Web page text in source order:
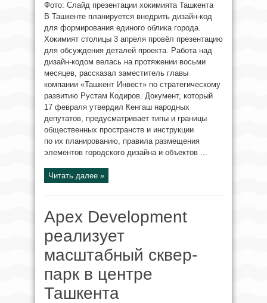
Фото: Слайд презентации хокимията Ташкента
В Ташкенте планируется внедрить дизайн-код
для формирования единого облика города.
Хокимият столицы 3 апреля провёл презентацию
для обсуждения деталей проекта. Работа над
дизайн-кодом велась на протяжении восьми
месяцев, рассказал заместитель главы
компании «Ташкент Инвест» по стратегическому
развитию Рустам Кодиров. Документ, который
17 февраля утвердил Кенгаш народных
депутатов, предусматривает типы и границы
общественных пространств и инструкции
по их планированию, правила размещения
элементов городского дизайна и объектов ...
Читать далее »
Apex Development
реализует
масштабный сквер-
парк в центре
Ташкента